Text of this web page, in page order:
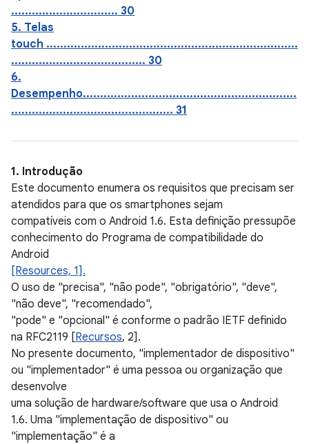
............................... 30
5. Telas
touch .........................................................................
....................................... 30
6.
Desempenho..............................................................
............................................... 31
1. Introdução
Este documento enumera os requisitos que precisam ser
atendidos para que os smartphones sejam
compatíveis com o Android 1.6. Esta definição pressupõe
conhecimento do Programa de compatibilidade do
Android
[Resources, 1].
O uso de "precisa", "não pode", "obrigatório", "deve",
"não deve", "recomendado",
"pode" e "opcional" é conforme o padrão IETF definido
na RFC2119 [Recursos, 2].
No presente documento, "implementador de dispositivo"
ou "implementador" é uma pessoa ou organização que
desenvolve
uma solução de hardware/software que usa o Android
1.6. Uma "implementação de dispositivo" ou
"implementação" é a